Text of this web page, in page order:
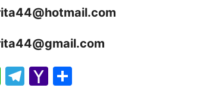
WhatsApp
Telegram
Yahoo